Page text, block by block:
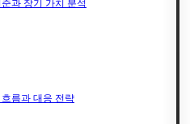
과 장기 가치 분석
름과 대응 전략